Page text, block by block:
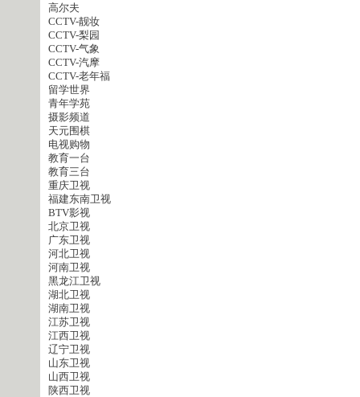
高尔夫
CCTV-靓妆
CCTV-梨园
CCTV-气象
CCTV-汽摩
CCTV-老年福
留学世界
青年学苑
摄影频道
天元围棋
电视购物
教育一台
教育三台
重庆卫视
福建东南卫视
BTV影视
北京卫视
广东卫视
河北卫视
河南卫视
黑龙江卫视
湖北卫视
湖南卫视
江苏卫视
江西卫视
辽宁卫视
山东卫视
山西卫视
陕西卫视